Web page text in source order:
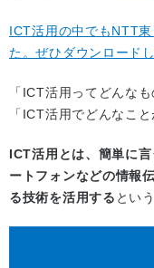
ICT活用の中でもNTT
た。ぜひダウンロード
「ICT活用ってどんなも
「ICT活用でどんなこと
ICT活用とは、簡単に
ートフォンなどの情報
る技術を活用する とい